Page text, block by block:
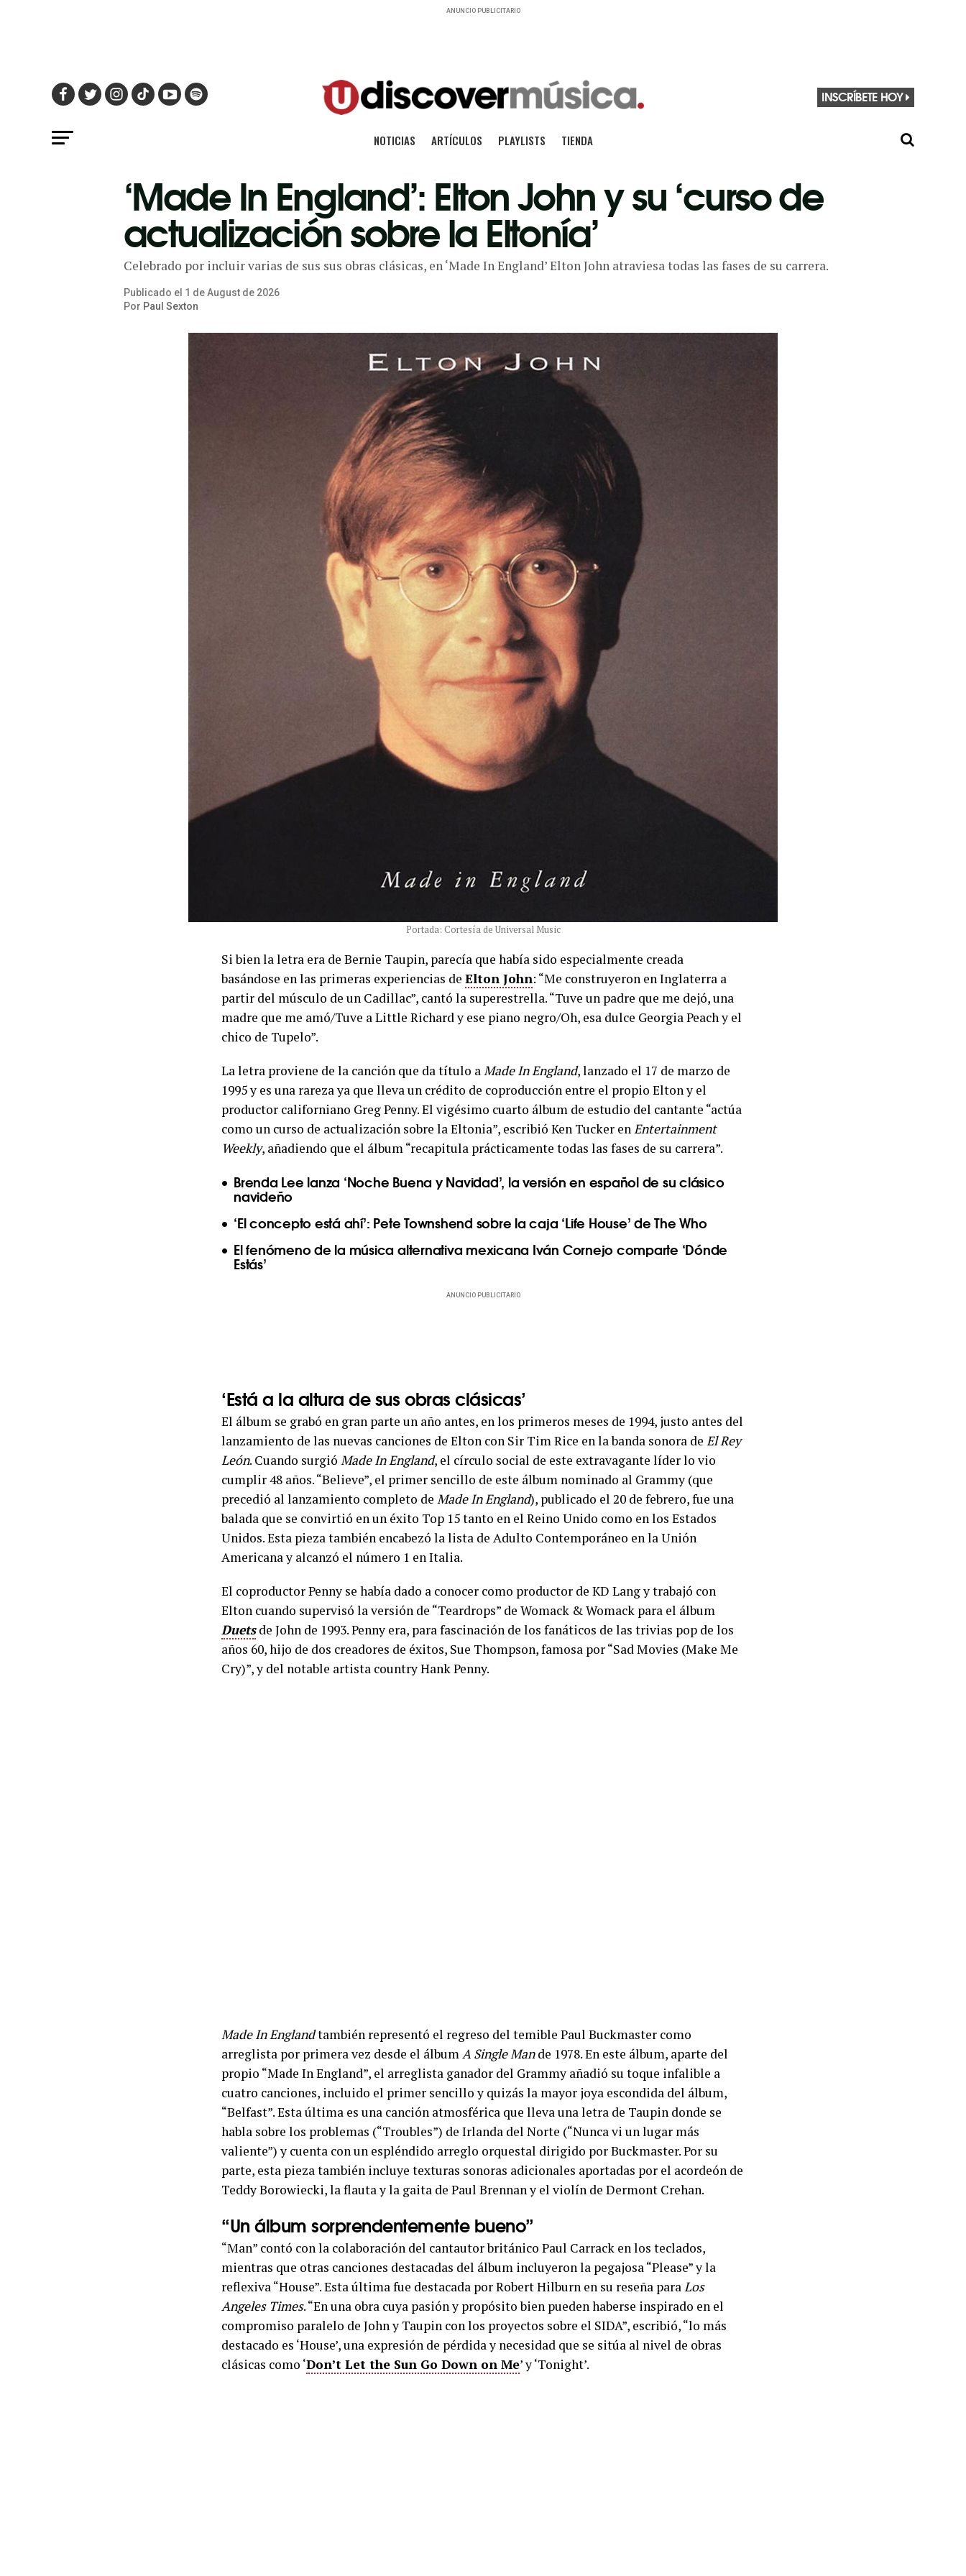
ANUNCIO PUBLICITARIO
INSCRÍBETE HOY
NOTICIAS ARTÍCULOS PLAYLISTS TIENDA
‘Made In England’: Elton John y su ‘curso de
actualización sobre la Eltonía’
Celebrado por incluir varias de sus sus obras clásicas, en ‘Made In England’ Elton John atraviesa todas las fases de su carrera.
Publicado el 1 deAugust de 2026
Por Paul Sexton
Portada: Cortesía de Universal Music
Si bien la letra era de Bernie Taupin, parecía que había sido especialmente creada
basándose en las primeras experiencias de Elton John: “Me construyeron en Inglaterra a
partir del músculo de un Cadillac”, cantó la superestrella. “Tuve un padre que me dejó, una
madre que me amó/Tuve a Little Richard y ese piano negro/Oh, esa dulce Georgia Peach y el
chico de Tupelo”.
La letra proviene de la canción que da título aMade In England, lanzado el 17 de marzo de
1995 y es una rareza ya que lleva un crédito de coproducción entre el propio Elton y el
productor californiano Greg Penny. El vigésimo cuarto álbum de estudio del cantante “actúa
como un curso de actualización sobre la Eltonia”, escribió Ken Tucker enEntertainment
Weekly, añadiendo que el álbum “recapitula prácticamente todas las fases de su carrera”.
Brenda Lee lanza ‘Noche Buena y Navidad’, la versión en español de su clásico
navideño
‘El concepto está ahí’: Pete Townshend sobre la caja ‘Life House’ de The Who
El fenómeno de la música alternativa mexicana Iván Cornejo comparte ‘Dónde
Estás’
ANUNCIO PUBLICITARIO
‘Está a la altura de sus obras clásicas’
El álbum se grabó en gran parte un año antes, en los primeros meses de 1994, justo antes del
lanzamiento de las nuevas canciones de Elton con Sir Tim Rice en la banda sonora de El Rey
León. Cuando surgió Made In England, el círculo social de este extravagante líder lo vio
cumplir 48 años. “Believe”, el primer sencillo de este álbum nominado al Grammy (que
precedió al lanzamiento completo de Made In England), publicado el 20 de febrero, fue una
balada que se convirtió en un éxito Top 15 tanto en el Reino Unido como en los Estados
Unidos. Esta pieza también encabezó la lista de Adulto Contemporáneo en la Unión
Americana y alcanzó el número 1 en Italia.
El coproductor Penny se había dado a conocer como productor de KD Lang y trabajó con
Elton cuando supervisó la versión de “Teardrops” de Womack & Womack para el álbum
Duetsde John de 1993. Penny era, para fascinación de los fanáticos de las trivias pop de los
años 60, hijo de dos creadores de éxitos, Sue Thompson, famosa por “Sad Movies (Make Me
Cry)”, y del notable artista country Hank Penny.
Made In Englandtambién representó el regreso del temible Paul Buckmaster como
arreglista por primera vez desde el álbumA Single Mande 1978. En este álbum, aparte del
propio “Made In England”, el arreglista ganador del Grammy añadió su toque infalible a
cuatro canciones, incluido el primer sencillo y quizás la mayor joya escondida del álbum,
“Belfast”. Esta última es una canción atmosférica que lleva una letra de Taupin donde se
habla sobre los problemas (“Troubles”) de Irlanda del Norte (“Nunca vi un lugar más
valiente”) y cuenta con un espléndido arreglo orquestal dirigido por Buckmaster. Por su
parte, esta pieza también incluye texturas sonoras adicionales aportadas por el acordeón de
Teddy Borowiecki, la flauta y la gaita de Paul Brennan y el violín de Dermont Crehan.
“Un álbum sorprendentemente bueno”
“Man” contó con la colaboración del cantautor británico Paul Carrack en los teclados,
mientras que otras canciones destacadas del álbum incluyeron la pegajosa “Please” y la
reflexiva “House”. Esta última fue destacada por Robert Hilburn en su reseña paraLos
Angeles Times. “En una obra cuya pasión y propósito bien pueden haberse inspirado en el
compromiso paralelo de John y Taupin con los proyectos sobre el SIDA”, escribió, “lo más
destacado es ‘House’, una expresión de pérdida y necesidad que se sitúa al nivel de obras
clásicas como ‘Don’t Let the Sun Go Down on Me’ y ‘Tonight’.